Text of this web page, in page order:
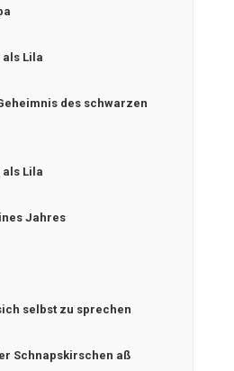
Lila
des schwarzen
Lila
Jahres
selbst zu sprechen
Schnapskirschen aß